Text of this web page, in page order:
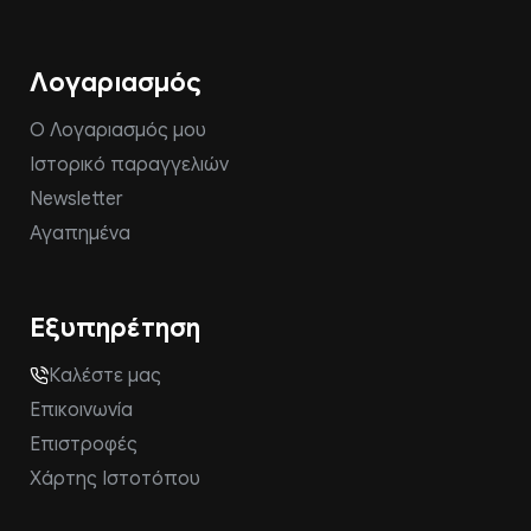
Λογαριασμός
Ο Λογαριασμός μου
Ιστορικό παραγγελιών
Newsletter
Αγαπημένα
Εξυπηρέτηση
Καλέστε μας
Επικοινωνία
Επιστροφές
Χάρτης Ιστοτόπου